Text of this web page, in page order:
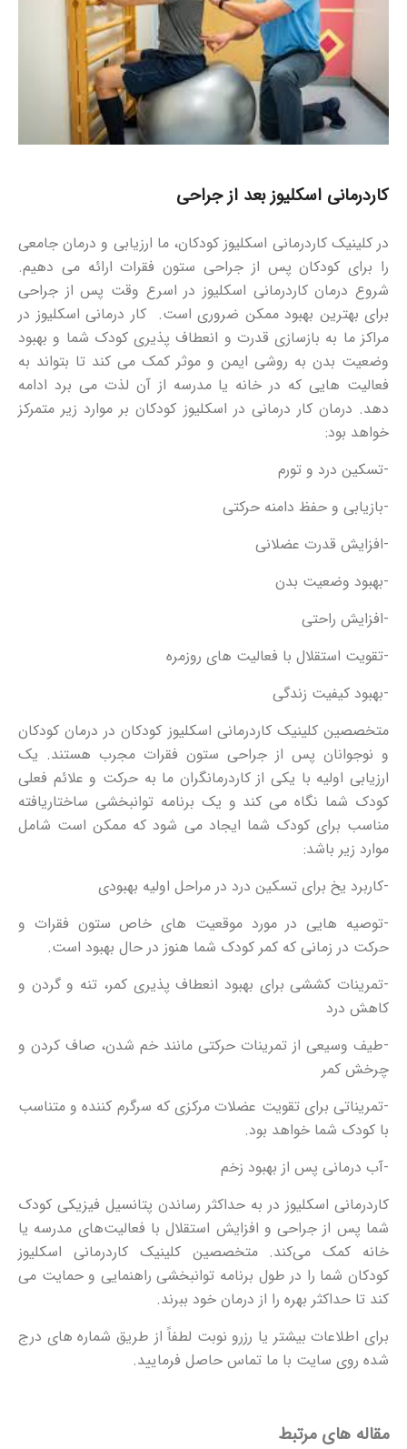
کاردرمانی اسکلیوز بعد از جراحی
در کلینیک کاردرمانی اسکلیوز کودکان، ما ارزیابی و درمان جامعی
را برای کودکان پس از جراحی ستون فقرات ارائه می دهیم.
شروع درمان کاردرمانی اسکلیوز در اسرع وقت پس از جراحی
برای بهترین بهبود ممکن ضروری است. کار درمانی اسکلیوز در
مراکز ما به بازسازی قدرت و انعطاف پذیری کودک شما و بهبود
وضعیت بدن به روشی ایمن و موثر کمک می کند تا بتواند به
فعالیت هایی که در خانه یا مدرسه از آن لذت می برد ادامه
دهد. درمان کار درمانی در اسکلیوز کودکان بر موارد زیر متمرکز
خواهد بود:
-تسکین درد و تورم
-بازیابی و حفظ دامنه حرکتی
-افزایش قدرت عضلانی
-بهبود وضعیت بدن
-افزایش راحتی
-تقویت استقلال با فعالیت های روزمره
-بهبود کیفیت زندگی
متخصصین کلینیک کاردرمانی اسکلیوز کودکان در درمان کودکان
و نوجوانان پس از جراحی ستون فقرات مجرب هستند. یک
ارزیابی اولیه با یکی از کاردرمانگران ما به حرکت و علائم فعلی
کودک شما نگاه می کند و یک برنامه توانبخشی ساختاریافته
مناسب برای کودک شما ایجاد می شود که ممکن است شامل
موارد زیر باشد:
-کاربرد یخ برای تسکین درد در مراحل اولیه بهبودی
-توصیه هایی در مورد موقعیت های خاص ستون فقرات و
حرکت در زمانی که کمر کودک شما هنوز در حال بهبود است.
-تمرینات کششی برای بهبود انعطاف پذیری کمر، تنه و گردن و
کاهش درد
-طیف وسیعی از تمرینات حرکتی مانند خم شدن، صاف کردن و
چرخش کمر
-تمریناتی برای تقویت عضلات مرکزی که سرگرم کننده و متناسب
با کودک شما خواهد بود.
-آب درمانی پس از بهبود زخم
کاردرمانی اسکلیوز در به حداکثر رساندن پتانسیل فیزیکی کودک
شما پس از جراحی و افزایش استقلال با فعالیت‌های مدرسه یا
خانه کمک می‌کند. متخصصین کلینیک کاردرمانی اسکلیوز
کودکان شما را در طول برنامه توانبخشی راهنمایی و حمایت می
کند تا حداکثر بهره را از درمان خود ببرند.
برای اطلاعات بیشتر یا رزرو نوبت لطفاً از طریق شماره های درج
شده روی سایت با ما تماس حاصل فرمایید.
مقاله های مرتبط